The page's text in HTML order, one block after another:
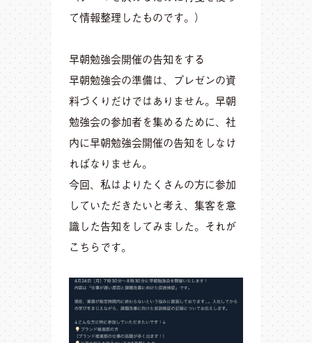
て情報整理したものです。）
早朝勉強会開催の告知をする
早朝勉強会の準備は、プレゼンの資
料づくりだけではありません。早朝
勉強会の参加者を集めるために、社
内に早朝勉強会開催の告知をしなけ
ればなりません。
今回、私はよりたくさんの方に参加
していただきたいと考え、集客を意
識した告知をしてみました。それが
こちらです。